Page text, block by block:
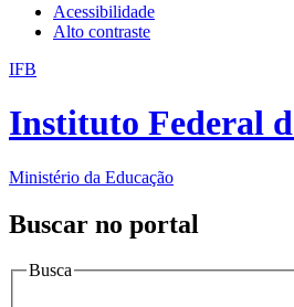
Acessibilidade
Alto contraste
IFB
Instituto Federal
Ministério da Educação
Buscar no portal
Busca